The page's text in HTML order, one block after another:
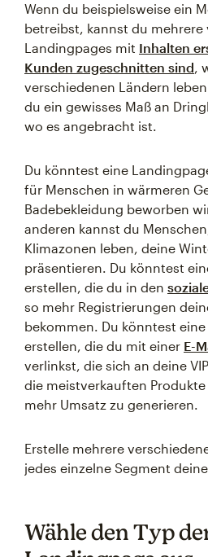
Wenn du beispielsweise ein
betreibst, kannst du mehrere
Landingpages mit Inhalten
Kunden zugeschnitten sind,
verschiedenen Ländern
du ein gewisses Maß an
wo es angebracht ist.
Du könntest eine
für Menschen in wärmeren
Badebekleidung beworben
anderen kannst du
Klimazonen leben, deine
präsentieren. Du könntest
erstellen, die du in den
so mehr Registrierungen
bekommen. Du könntest
erstellen, die du mit einer E-
verlinkst, die sich an deine
die meistverkauften
mehr Umsatz zu generieren.
Erstelle mehrere
jedes einzelne Segment
Wähle den Typ